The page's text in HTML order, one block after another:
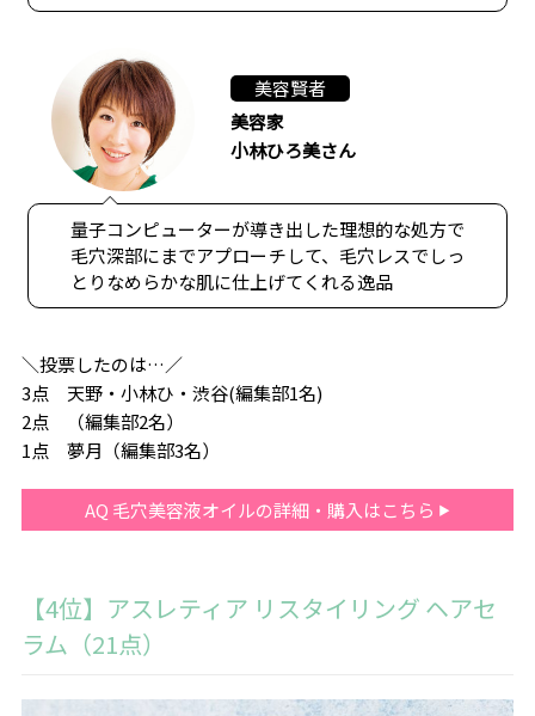
美容賢者
美容家
小林ひろ美さん
量子コンピューターが導き出した理想的な処方で
毛穴深部にまでアプローチして、毛穴レスでしっ
とりなめらかな肌に仕上げてくれる逸品
＼投票したのは…／
3点 天野・小林ひ・渋谷(編集部1名)
2点 （編集部2名）
1点 夢月（編集部3名）
AQ 毛穴美容液オイルの詳細・購入はこちら
【4位】アスレティア リスタイリング ヘアセ
ラム（21点）